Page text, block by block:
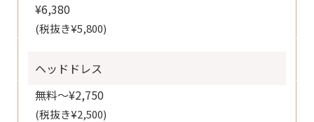
¥6,380
(税抜き¥5,800)
ヘッドドレス
無料〜¥2,750
(税抜き¥2,500)